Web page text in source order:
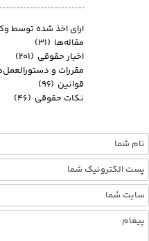
ارای اخذ شده توسط
مقاله‌ها (۳۱)
اخبار حقوقی (۲۰۱)
مقررات و
قوانین (۹۶)
نکات حقوقی (۴۶)